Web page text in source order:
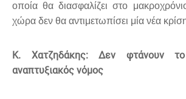
οποία θα διασφαλίζει στο
χώρα δεν θα αντιμετωπίσει μία νέα
Κ. Χατζηδάκης: Δεν φτάνουν
αναπτυξιακός νόμος